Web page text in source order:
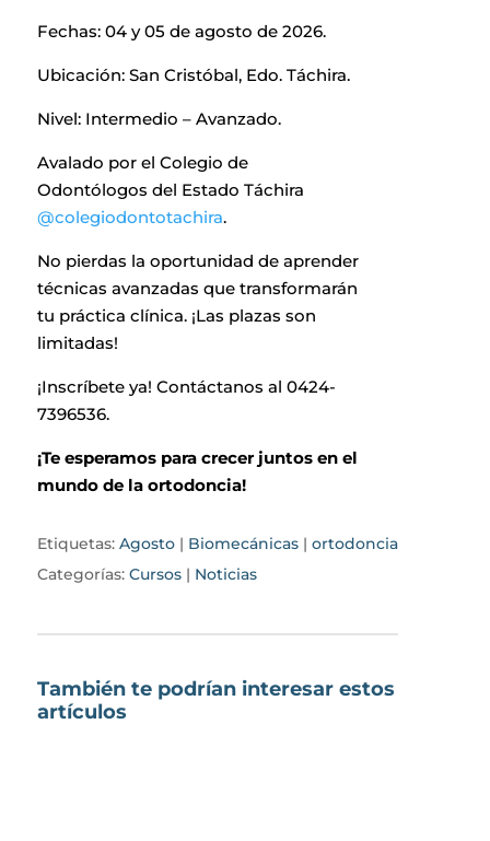
Fechas: 04 y 05 de agosto de 2026.
Ubicación: San Cristóbal, Edo. Táchira.
Nivel: Intermedio – Avanzado.
Avalado por el Colegio de
Odontólogos del Estado Táchira
@colegiodontotachira.
No pierdas la oportunidad de aprender
técnicas avanzadas que transformarán
tu práctica clínica. ¡Las plazas son
limitadas!
¡Inscríbete ya! Contáctanos al 0424-
7396536.
¡Te esperamos para crecer juntos en el
mundo de la ortodoncia!
Etiquetas: Agosto| Biomecánicas| ortodoncia
Categorías: Cursos| Noticias
También te podrían interesar estos
artículos